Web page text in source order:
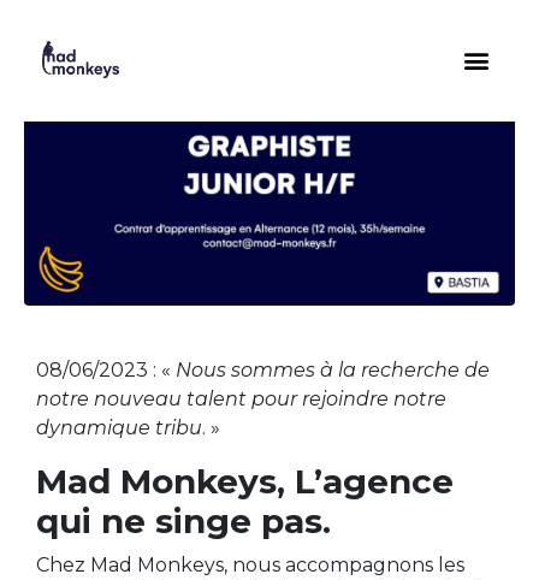
08/06/2023 : « Nous sommes à la recherche de
notre nouveau talent pour rejoindre notre
dynamique tribu. »
Mad Monkeys, L’agence
qui ne singe pas.
Chez Mad Monkeys, nous accompagnons les